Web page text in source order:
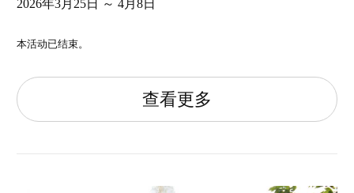
2026年3月25日 ～ 4月8日
本活动已结束。
查看更多